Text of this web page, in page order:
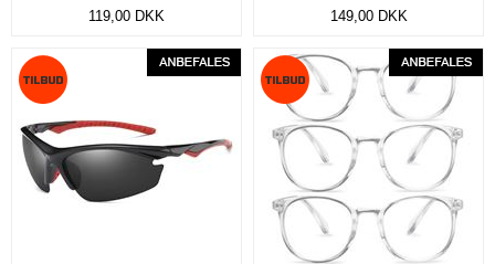
119,00 DKK 149,00 DKK